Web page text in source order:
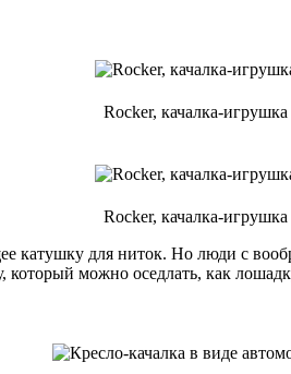
Rocker, качалка-
Rocker, качалка-
для ниток. Но люди с
который можно оседлать, как